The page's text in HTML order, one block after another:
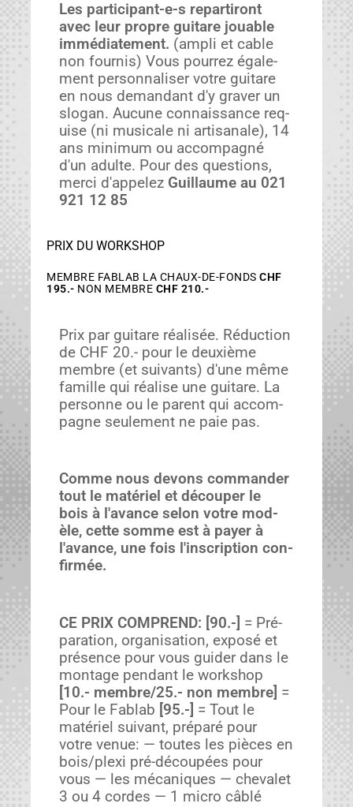
Les par­tic­i­pant-e‑s repar­tiront
avec leur pro­pre gui­tare jouable
immé­di­ate­ment. (ampli et cable
non four­nis) Vous pour­rez égale­
ment per­son­nalis­er votre gui­tare
en nous deman­dant d'y graver un
slo­gan. Aucune con­nais­sance req­
uise (ni musi­cale ni arti­sanale), 14
ans min­i­mum ou accom­pa­g­né
d'un adulte. Pour des ques­tions,
mer­ci d'appelez Guil­laume au 021
921 12 85
PRIX DU WORKSHOP
MEMBRE FABLAB LA CHAUX-DE-FONDSCHF
195.- NON MEMBRE CHF 210.-
Prix par gui­tare réal­isée. Réduc­tion
de CHF 20.- pour le deux­ième
mem­bre (et suiv­ants) d'une même
famille qui réalise une gui­tare. La
per­son­ne ou le par­ent qui accom­
pa­gne seule­ment ne paie pas.
Comme nous devons com­man­der
tout le matériel et découper le
bois à l'avance selon votre mod­
èle, cette somme est à pay­er à
l'avance, une fois l'inscription con­
fir­mée.
CE PRIX COMPREND: [90.-] = Pré­
pa­ra­tion, organ­i­sa­tion, exposé et
présence pour vous guider dans le
mon­tage pen­dant le work­shop
[10.- membre/25.- non mem­bre] =
Pour le Fablab [95.-] = Tout le
matériel suiv­ant, pré­paré pour
votre venue: — toutes les pièces en
bois/plexi pré-découpées pour
vous — les mécaniques — chevalet
3 ou 4 cordes — 1 micro câblé